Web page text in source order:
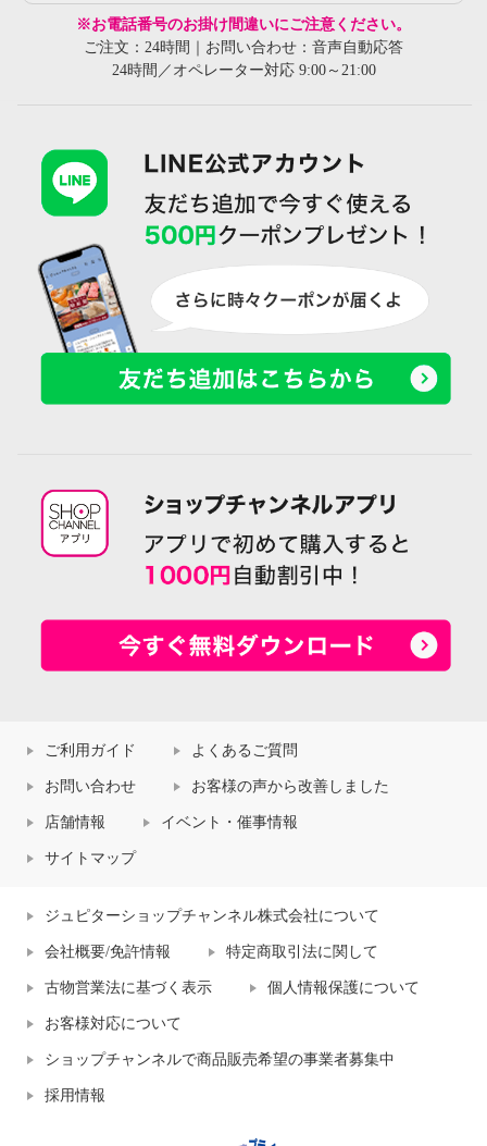
※お電話番号のお掛け間違いにご注意ください。
ご注文：24時間｜お問い合わせ：音声自動応答
24時間／オペレーター対応 9:00～21:00
ご利用ガイド よくあるご質問
お問い合わせ お客様の声から改善しました
店舗情報 イベント・催事情報
サイトマップ
ジュピターショップチャンネル株式会社について
会社概要/免許情報 特定商取引法に関して
古物営業法に基づく表示 個人情報保護について
お客様対応について
ショップチャンネルで商品販売希望の事業者募集中
採用情報